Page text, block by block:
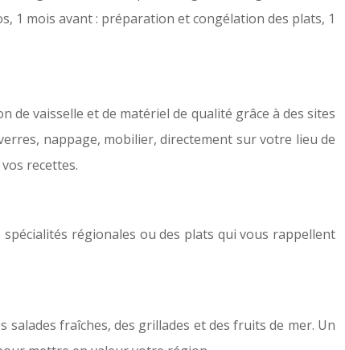
1 mois avant : préparation et congélation des plats, 1
vaisselle et de matériel de qualité grâce à des sites
nappage, mobilier, directement sur votre lieu de
recettes.
régionales ou des plats qui vous rappellent
fraîches, des grillades et des fruits de mer. Un